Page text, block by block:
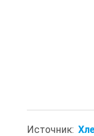
Источник: